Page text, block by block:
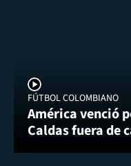
FÚTBOL COLOMBIANO
América venció
Caldas fuera de